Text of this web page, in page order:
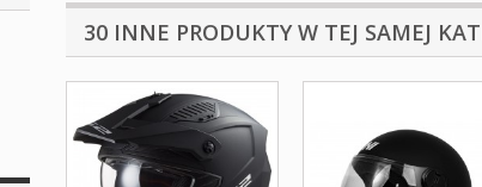
30 INNE PRODUKTY W TEJ SAMEJ